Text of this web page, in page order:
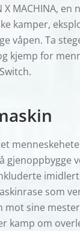
X MACHINA,
kamper,
våpen. Ta
kjemp for
gjenoppbygge
som
mot sine
kamp om